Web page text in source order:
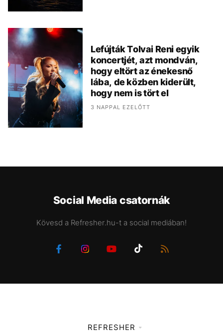
Lefújták Tolvai Reni egyik
koncertjét, azt mondván,
hogy eltört az énekesnő
lába, de közben kiderült,
hogy nem is tört el
3 NAPPAL EZELŐTT
Social Media csatornák
Kövesd a Refresher.hu-t a social mediában!
REFRESHER